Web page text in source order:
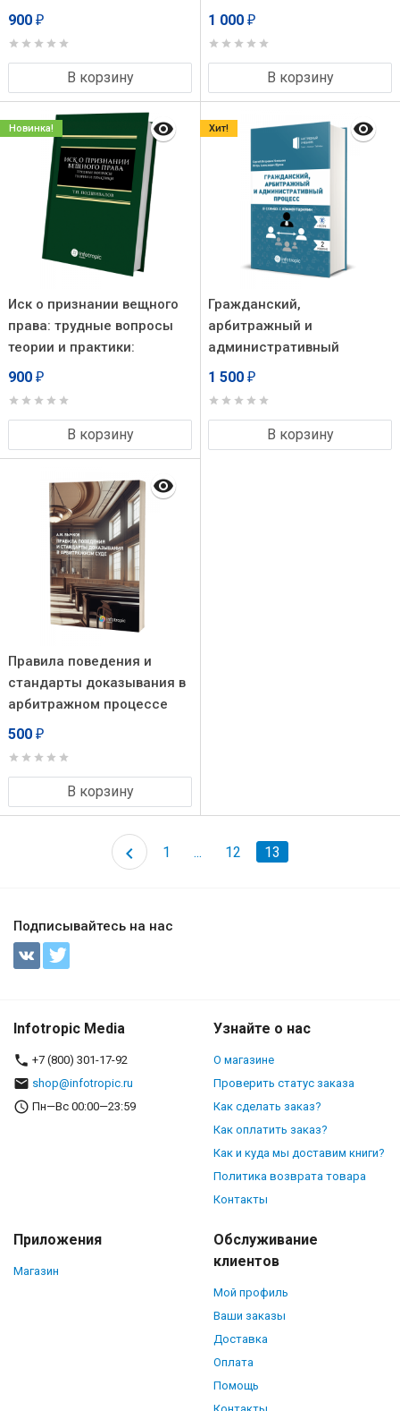
землеустроительная
900 ₽
В корзину
1 000 ₽
В корзину
Иск о признании вещного
права: трудные вопросы
теории и практики:
монография
900 ₽
В корзину
Новинка!
Гражданский,
арбитражный и
административный
процесс в схемах с
переработанное
1 500 ₽
В корзину
Хит!
Правила поведения и
стандарты доказывания в
арбитражном процессе
500 ₽
В корзину
1 ... 12 13
Подписывайтесь на нас
Infotropic Media
+7 (800) 301-17-92
shop@infotropic.ru
Пн—Вс 00:00—23:59
Узнайте о нас
О магазине
Проверить статус заказа
Как сделать заказ?
Как оплатить заказ?
Как и куда мы доставим книги?
Политика возврата товара
Контакты
Приложения
Магазин
Обслуживание
клиентов
Мой профиль
Ваши заказы
Доставка
Оплата
Помощь